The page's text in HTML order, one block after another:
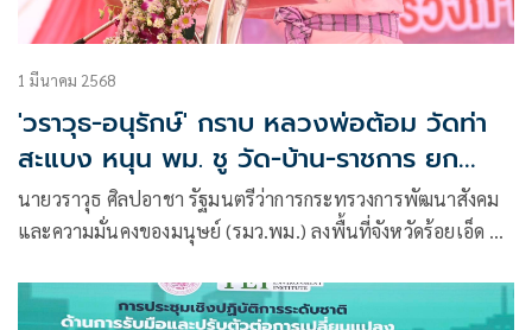
1 มีนาคม 2568
'วราวุธ-อนุรักษ์' กราบ หลวงพ่อต้อม วัดท่า
สะแบง หนุน พม. ชู วัด-บ้าน-ราชการ ยก
ระดับคุณภาพชีวิตกลุ่มเปราะบาง หนุน ยุว
อพม. พลังคนรุ่นใหม่ พัฒนาสังคมไทย
นายวราวุธ ศิลปอาชา รัฐมนตรีว่าการกระทรวงการพัฒนาสังคม
และความมั่นคงของมนุษย์ (รมว.พม.) ลงพื้นที่จังหวัดร้อยเอ็ด ณ
“เสริมพลังวัดพัฒนาคุณภาพชีวิตกลุ่มเปราะบาง ท่าสะแบง